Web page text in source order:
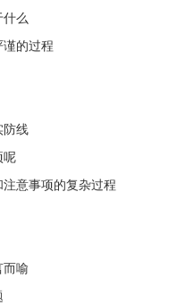
么
的过程
防线
呢
意事项的复杂过程
而喻